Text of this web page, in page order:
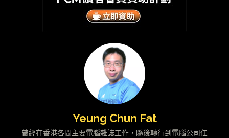
Yeung Chun Fat
曾經在香港各間主要電腦雜誌工作，隨後轉行到電腦公司任